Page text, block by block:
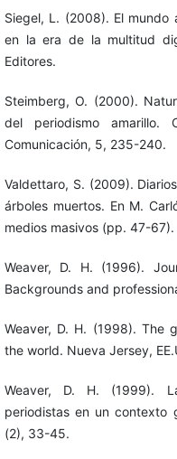
Siegel, L. (2008). El
en la era de la multitud
Editores.
Steimberg, O. (2000).
del periodismo amarillo.
Comunicación, 5, 235-240.
Valdettaro, S. (2009).
árboles muertos. En M.
medios masivos (pp. 47-
Weaver, D. H. (1996).
Backgrounds and
Weaver, D. H. (1998). The
the world. Nueva Jersey,
Weaver, D. H. (1999).
periodistas en un contexto
(2), 33-45.